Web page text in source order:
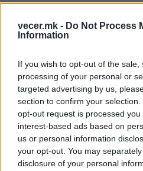
vecer.mk - Do Not Process
Information
If you wish to opt-out of the
processing of your personal or
targeted advertising by us,
section to confirm your
opt-out request is processed
interest-based ads based on
us or personal information
your opt-out. You may
disclosure of your personal
НАЈЧИТАНИ ВО
СЕ
ХАОС ЗА
ФОРМИРАН